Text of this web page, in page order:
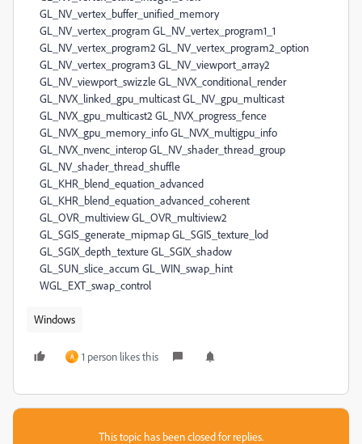
Windows
A 1 person likes this
This topic has been closed for replies.